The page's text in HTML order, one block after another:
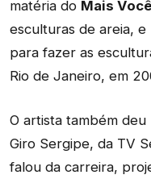
matéria do Mais
esculturas de areia,
para fazer as
Rio de Janeiro, em
O artista também
Giro Sergipe, da TV
falou da carreira,